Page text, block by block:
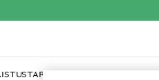
TARJOILU JA KATTAUS